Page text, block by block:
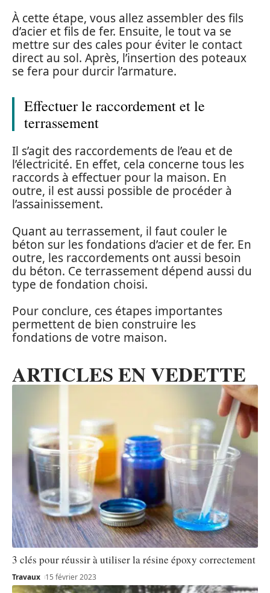
À cette étape, vous allez assembler des fils
d’acier et fils de fer. Ensuite, le tout va se
mettre sur des cales pour éviter le contact
direct au sol. Après, l’insertion des poteaux
se fera pour durcir l’armature.
Effectuer le raccordement et le
terrassement
Il s’agit des raccordements de l’eau et de
l’électricité. En effet, cela concerne tous les
raccords à effectuer pour la maison. En
outre, il est aussi possible de procéder à
l’assainissement.
Quant au terrassement, il faut couler le
béton sur les fondations d’acier et de fer. En
outre, les raccordements ont aussi besoin
du béton. Ce terrassement dépend aussi du
type de fondation choisi.
Pour conclure, ces étapes importantes
permettent de bien construire les
fondations de votre maison.
ARTICLES EN VEDETTE
3 clés pour réussir à utiliser la résine époxy correctement
Travaux 15 février 2023